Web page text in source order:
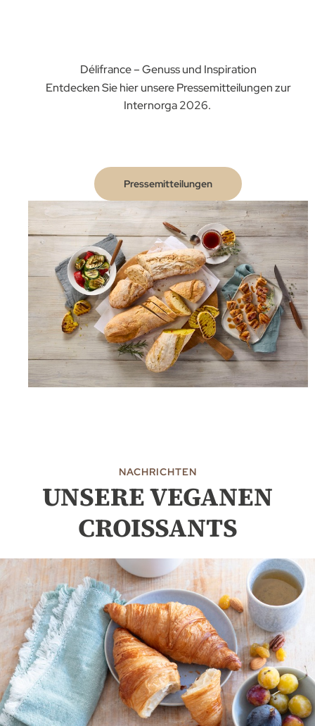
Délifrance – Genuss und Inspiration
Entdecken Sie hier unsere Pressemitteilungen zur
Internorga 2026.
Pressemitteilungen
NACHRICHTEN
UNSERE VEGANEN
CROISSANTS